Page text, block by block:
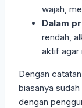
wajah,
Dalam
rendah,
aktif agar
Dengan
biasanya
dengan